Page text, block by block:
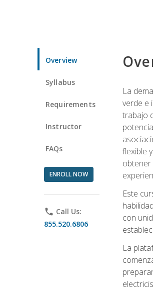
Overview
Syllabus
Requirements
Instructor
FAQs
ENROLL NOW
phone Call Us:
855.520.6806
La
verde e
trabajo
flexible
obtener
Este
con
La